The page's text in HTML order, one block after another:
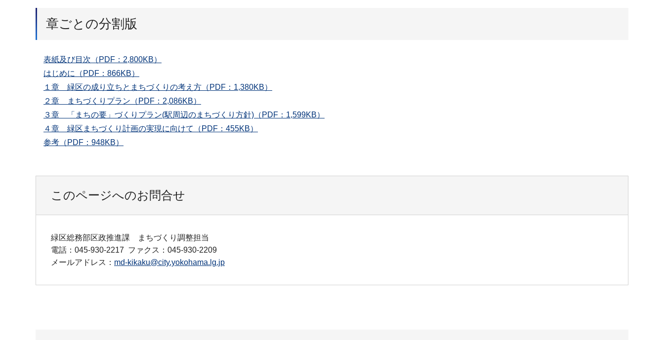
章ごとの分割版
表紙及び目次（PDF：2,800KB）
はじめに（PDF：866KB）
１章 緑区の成り立ちとまちづくりの考え方（PDF：1,380KB）
２章 まちづくりプラン（PDF：2,086KB）
３章 「まちの要」づくりプラン(駅周辺のまちづくり方針)（PDF：1,599KB）
４章 緑区まちづくり計画の実現に向けて（PDF：455KB）
参考（PDF：948KB）
このページへのお問合せ
緑区総務部区政推進課 まちづくり調整担当
電話：045-930-2217 ファクス：045-930-2209
メールアドレス： md-kikaku@city.yokohama.lg.jp